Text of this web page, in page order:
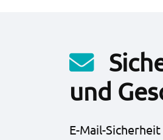
und
E-Mail-